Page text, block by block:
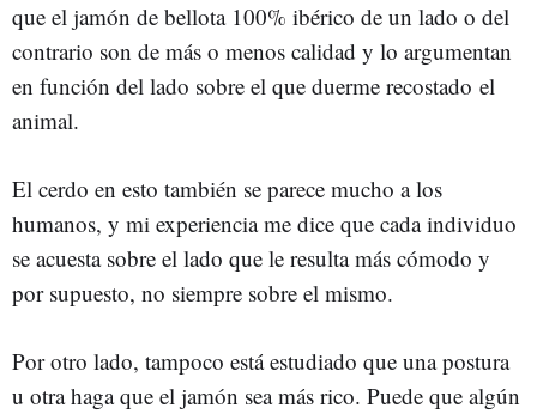
que el jamón de bellota 100% ibérico de un lado o del
contrario son de más o menos calidad y lo argumentan
en función del lado sobre el que duerme recostado el
animal.
El cerdo en esto también se parece mucho a los
humanos, y mi experiencia me dice que cada individuo
se acuesta sobre el lado que le resulta más cómodo y
por supuesto, no siempre sobre el mismo.
Por otro lado, tampoco está estudiado que una postura
u otra haga que el jamón sea más rico. Puede que algún